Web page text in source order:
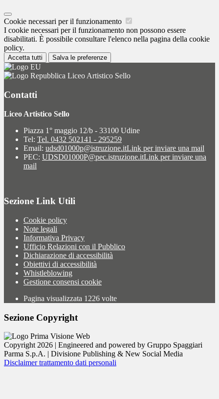
Cookie necessari per il funzionamento
I cookie necessari per il funzionamento non possono essere
disabilitati. È possibile consultare l'elenco nella pagina della cookie
policy.
Accetta tutti Salva le preferenze
Liceo Artistico Sello
Contatti
Liceo Artistico Sello
Piazza 1° maggio 12/b - 33100 Udine
Tel: Tel. 0432 502141 - 295259
Email: udsd01000p@istruzione.itLink per inviare una mail
PEC: UDSD01000P@pec.istruzione.itLink per inviare una
mail
Sezione Link Utili
Cookie policy
Note legali
Informativa Privacy
Ufficio Relazioni con il Pubblico
Dichiarazione di accessibilità
Obiettivi di accessibilità
Whistleblowing
Gestione consensi cookie
Pagina visualizzata 1226 volte
Sezione Copyright
Copyright 2026 | Engineered and powered by Gruppo Spaggiari
Parma S.p.A. | Divisione Publishing & New Social Media
Disclaimer trattamento dati personali